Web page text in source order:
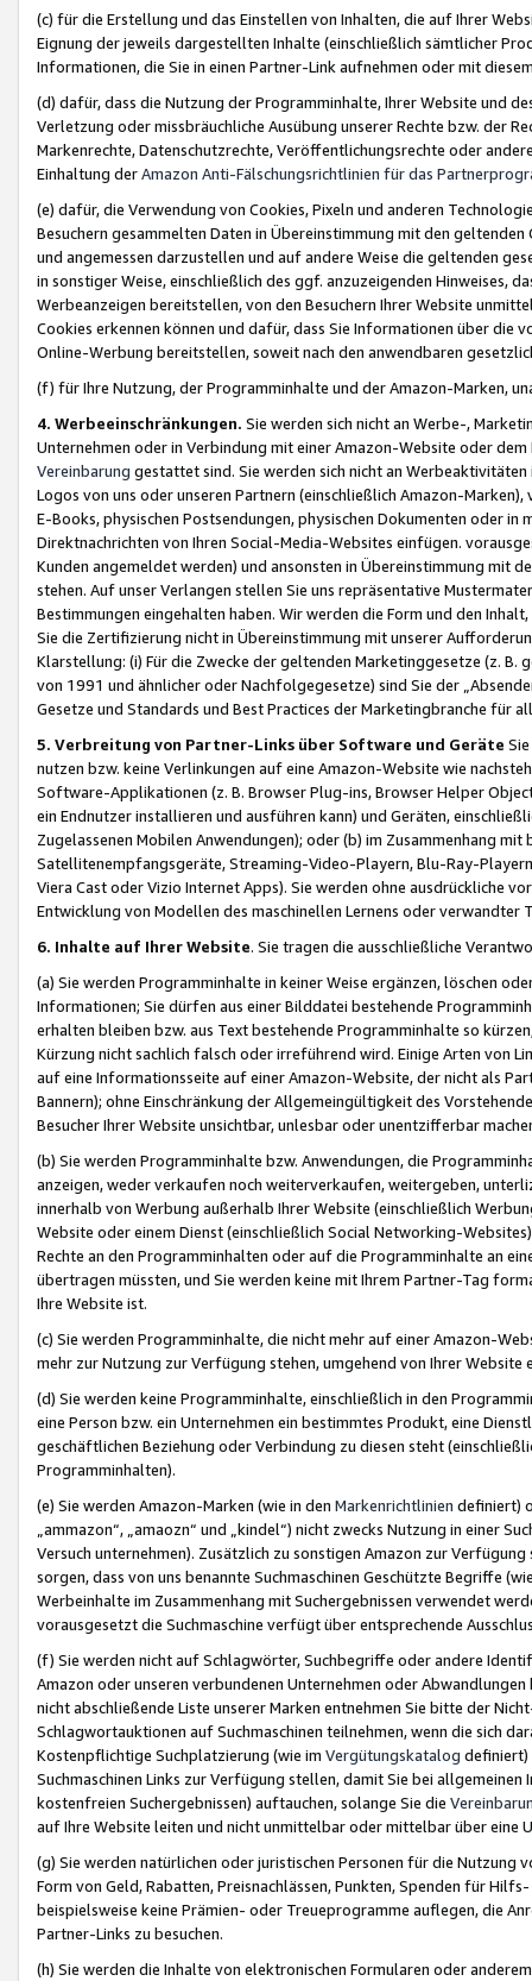
(c) für die Erstellung und das Einstellen von Inhalten, die auf Ihrer
Eignung der jeweils dargestellten Inhalte (einschließlich sämtlicher
Informationen, die Sie in einen Partner-Link aufnehmen oder mit
(d) dafür, dass die Nutzung der Programminhalte, Ihrer Website und
Verletzung oder missbräuchliche Ausübung unserer Rechte bzw. der
Markenrechte, Datenschutzrechte, Veröffentlichungsrechte oder
Einhaltung derAmazon Anti-Fälschungsrichtlinien für das
(e) dafür, die Verwendung von Cookies, Pixeln und anderen
Besuchern gesammelten Daten in Übereinstimmung mit den
und angemessen darzustellen und auf andere Weise die geltenden
in sonstiger Weise, einschließlich des ggf. anzuzeigenden Hinweises,
Werbeanzeigen bereitstellen, von den Besuchern Ihrer Website
Cookies erkennen können und dafür, dass Sie Informationen über die
Online-Werbung bereitstellen, soweit nach den anwendbaren
(f) für Ihre Nutzung, der Programminhalte und der Amazon-Marken,
4. Werbeeinschränkungen. Sie werden sich nicht an Werbe-,
Unternehmen oder in Verbindung mit einer Amazon-Website oder
Vereinbarung gestattet sind. Sie werden sich nicht an
Logos von uns oder unseren Partnern (einschließlich Amazon-
E-Books, physischen Postsendungen, physischen Dokumenten oder in
Direktnachrichten von Ihren Social-Media-Websites einfügen.
Kunden angemeldet werden) und ansonsten in Übereinstimmung mit
stehen. Auf unser Verlangen stellen Sie uns repräsentative
Bestimmungen eingehalten haben. Wir werden die Form und den
Sie die Zertifizierung nicht in Übereinstimmung mit unserer
Klarstellung: (i) Für die Zwecke der geltenden Marketinggesetze (z. B.
von 1991 und ähnlicher oder Nachfolgegesetze) sind Sie der
Gesetze und Standards und Best Practices der Marketingbranche für
5. Verbreitung von Partner-Links über Software und Geräte
nutzen bzw. keine Verlinkungen auf eine Amazon-Website wie
Software-Applikationen (z. B. Browser Plug-ins, Browser Helper
ein Endnutzer installieren und ausführen kann) und Geräten,
Zugelassenen Mobilen Anwendungen); oder (b) im Zusammenhang
Satellitenempfangsgeräte, Streaming-Video-Playern, Blu-Ray-
Viera Cast oder Vizio Internet Apps). Sie werden ohne ausdrückliche
Entwicklung von Modellen des maschinellen Lernens oder
6. Inhalte auf Ihrer Website. Sie tragen die ausschließliche
(a) Sie werden Programminhalte in keiner Weise ergänzen, löschen
Informationen; Sie dürfen aus einer Bilddatei bestehende
erhalten bleiben bzw. aus Text bestehende Programminhalte so
Kürzung nicht sachlich falsch oder irreführend wird. Einige Arten von
auf eine Informationsseite auf einer Amazon-Website, der nicht als
Bannern); ohne Einschränkung der Allgemeingültigkeit des
Besucher Ihrer Website unsichtbar, unlesbar oder unentzifferbar
(b) Sie werden Programminhalte bzw. Anwendungen, die
anzeigen, weder verkaufen noch weiterverkaufen, weitergeben,
innerhalb von Werbung außerhalb Ihrer Website (einschließlich
Website oder einem Dienst (einschließlich Social Networking-
Rechte an den Programminhalten oder auf die Programminhalte an
übertragen müssten, und Sie werden keine mit Ihrem Partner-Tag
Ihre Website ist.
(c) Sie werden Programminhalte, die nicht mehr auf einer Amazon-
mehr zur Nutzung zur Verfügung stehen, umgehend von Ihrer
(d) Sie werden keine Programminhalte, einschließlich in den
eine Person bzw. ein Unternehmen ein bestimmtes Produkt, eine
geschäftlichen Beziehung oder Verbindung zu diesen steht
Programminhalten).
(e) Sie werden Amazon-Marken (wie in den Markenrichtlinien definiert)
„ammazon“, „amaozn“ und „kindel“) nicht zwecks Nutzung in einer
Versuch unternehmen). Zusätzlich zu sonstigen Amazon zur
sorgen, dass von uns benannte Suchmaschinen Geschützte Begriffe
Werbeinhalte im Zusammenhang mit Suchergebnissen verwendet
vorausgesetzt die Suchmaschine verfügt über entsprechende
(f) Sie werden nicht auf Schlagwörter, Suchbegriffe oder andere
Amazon oder unseren verbundenen Unternehmen oder
nicht abschließende Liste unserer Marken entnehmen Sie bitte der
Schlagwortauktionen auf Suchmaschinen teilnehmen, wenn die sich
Kostenpflichtige Suchplatzierung (wie im Vergütungskatalog definiert)
Suchmaschinen Links zur Verfügung stellen, damit Sie bei
kostenfreien Suchergebnissen) auftauchen, solange Sie die
auf Ihre Website leiten und nicht unmittelbar oder mittelbar über eine
(g) Sie werden natürlichen oder juristischen Personen für die Nutzung
Form von Geld, Rabatten, Preisnachlässen, Punkten, Spenden für
beispielsweise keine Prämien- oder Treueprogramme auflegen, die
Partner-Links zu besuchen.
(h) Sie werden die Inhalte von elektronischen Formularen oder